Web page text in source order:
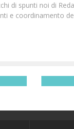
di spunti noi di
e coordinamento